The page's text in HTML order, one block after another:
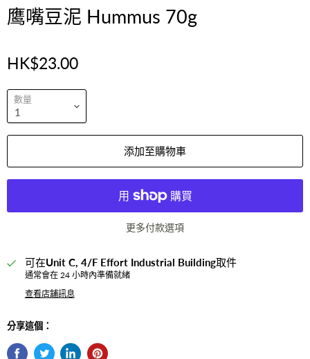
鹰嘴豆泥 Hummus 70g
HK$23.00
數量
添加至購物車
更多付款選項
可在Unit C, 4/F Effort Industrial Building取件
通常會在 24 小時內準備就緒
查看店舖訊息
分享這個：